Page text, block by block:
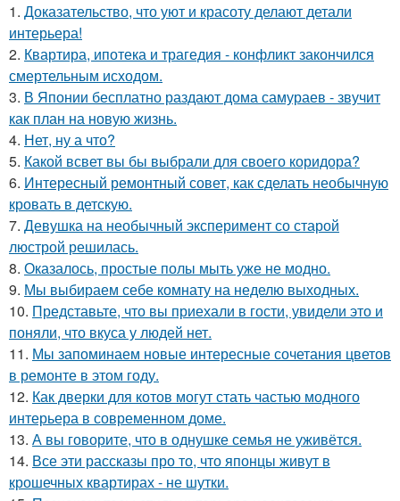
1. Доказательство, что уют и красоту делают детали
интерьера!
2. Квартира, ипотека и трагедия - конфликт закончился
смертельным исходом.
3. В Японии бесплатно раздают дома самураев - звучит
как план на новую жизнь.
4. Нет, ну а что?
5. Какой всвет вы бы выбрали для своего коридора?
6. Интересный ремонтный совет, как сделать необычную
кровать в детскую.
7. Девушка на необычный эксперимент со старой
люстрой решилась.
8. Оказалось, простые полы мыть уже не модно.
9. Мы выбираем себе комнату на неделю выходных.
10. Представьте, что вы приехали в гости, увидели это и
поняли, что вкуса у людей нет.
11. Мы запоминаем новые интересные сочетания цветов
в ремонте в этом году.
12. Как дверки для котов могут стать частью модного
интерьера в современном доме.
13. А вы говорите, что в однушке семья не уживётся.
14. Все эти рассказы про то, что японцы живут в
крошечных квартирах - не шутки.